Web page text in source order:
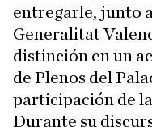
entregarle, junto
Generalitat
distinción en un
de Plenos del
participación de
Durante su